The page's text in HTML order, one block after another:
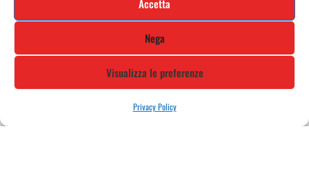
Accetta
Nega
Visualizza le preferenze
Privacy Policy
Iscriviti alla nostra newsletter e rimani